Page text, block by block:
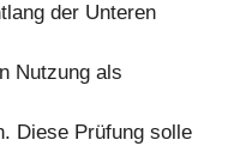
der Unteren
Nutzung als
Diese Prüfung solle